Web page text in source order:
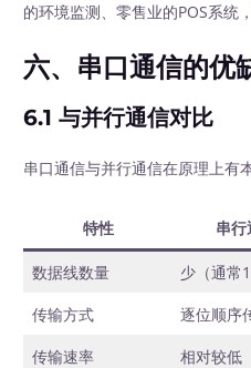
的环境监测、零售业的POS系统
六、串口通信的优
6.1 与并行通信对比
串口通信与并行通信在原理上有
特性 串行
数据线数量 少（通常
传输方式
逐位顺序
传输速率
相对较低